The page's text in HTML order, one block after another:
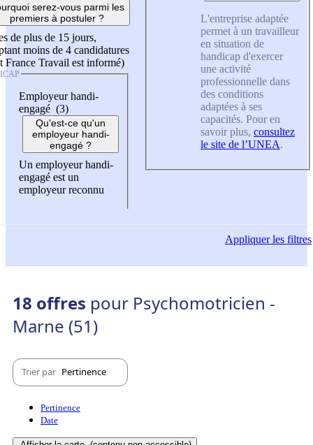
serez-vous parmi les
premiers à postuler ?
de plus de 15 jours,
moins de 4 candidatures
France Travail est informé)
Employeur handi-
engagé (3)
Qu'est-ce qu'un
employeur handi-
engagé ?
Un employeur handi-
engagé est un
employeur reconnu
L'entreprise adaptée
permet à un travailleur
en situation de
handicap d'exercer
une activité
professionnelle dans
des conditions
adaptées à ses
capacités. Pour en
savoir plus, consultez
le site de l’UNEA.
Appliquerles filtres
18 offres pour Psychomotricien -
Marne (51)
Trier par Pertinence
Pertinence
Date